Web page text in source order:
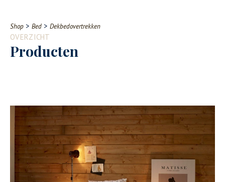
Contact
Shop > Bed > Dekbedovertrekken
OVERZICHT
Producten